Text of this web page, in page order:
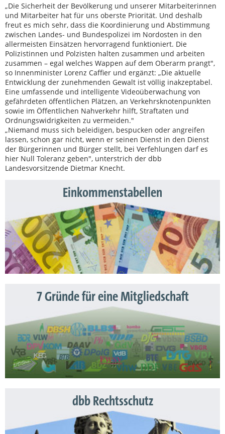
„Die Sicherheit der Bevölkerung und unserer Mitarbeiterinnen
und Mitarbeiter hat für uns oberste Priorität. Und deshalb
freut es mich sehr, dass die Koordinierung und Abstimmung
zwischen Landes- und Bundespolizei im Nordosten in den
allermeisten Einsätzen hervorragend funktioniert. Die
Polizistinnen und Polzisten halten zusammen und arbeiten
zusammen – egal welches Wappen auf dem Oberarm prangt",
so Innenminister Lorenz Caffier und ergänzt: „Die aktuelle
Entwicklung der zunehmenden Gewalt ist völlig inakzeptabel.
Eine umfassende und intelligente Videoüberwachung von
gefährdeten öffentlichen Plätzen, an Verkehrsknotenpunkten
sowie im Öffentlichen Nahverkehr hilft, Straftaten und
Ordnungswidrigkeiten zu vermeiden."
„Niemand muss sich beleidigen, bespucken oder angreifen
lassen, schon gar nicht, wenn er seinen Dienst in den Dienst
der Bürgerinnen und Bürger stellt, bei Verfehlungen darf es
hier Null Toleranz geben", unterstrich der dbb
Landesvorsitzende Dietmar Knecht.
Einkommenstabellen
7 Gründe für eine Mitgliedschaft
dbb Rechtsschutz